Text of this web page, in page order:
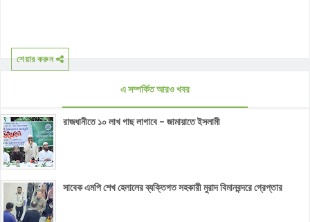
শেয়ার করুন
এ সম্পর্কিত আরও খবর
রাজধানীতে ১০ লাখ গাছ লাগাবে - জামায়াতে ইসলামী
সাবেক এমপি শেখ হেলালের ব্যক্তিগত সহকারী মুরাদ বিমানবন্দরে গ্রেপ্তার